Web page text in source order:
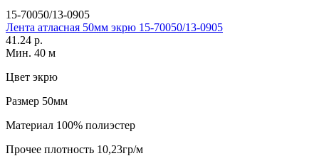
15-70050/13-0905
Лента атласная 50мм экрю 15-70050/13-0905
41.24 р.
Мин. 40 м
Цвет экрю
Размер 50мм
Материал 100% полиэстер
Прочее плотность 10,23гр/м